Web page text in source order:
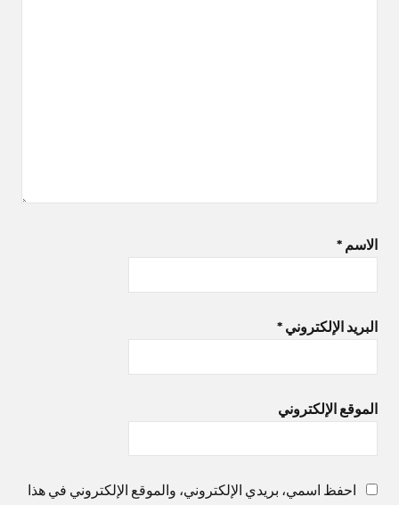
الاسم *
البريد الإلكتروني *
الموقع الإلكتروني
احفظ اسمي، بريدي الإلكتروني، والموقع الإلكتروني في هذا